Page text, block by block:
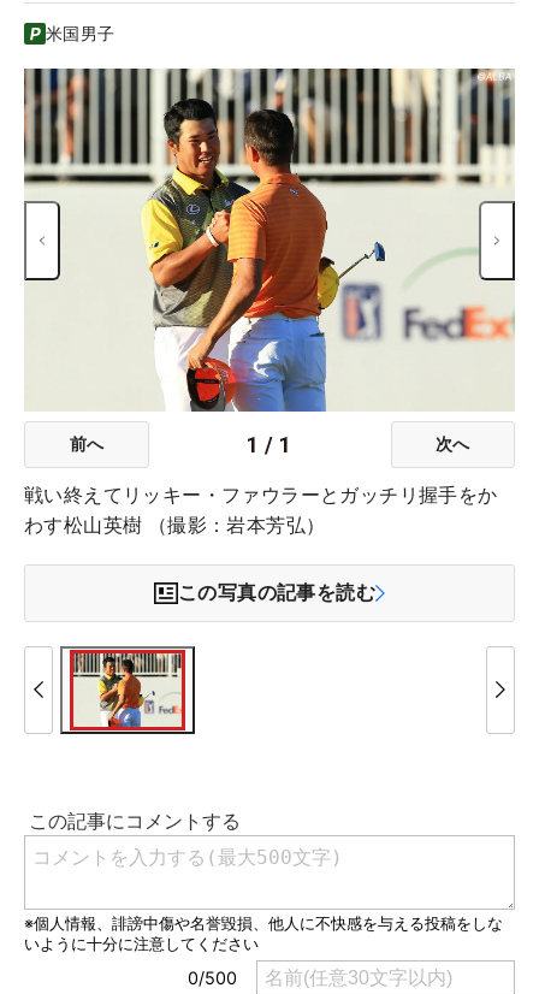
米国男子
前へ 1 / 1 次へ
戦い終えてリッキー・ファウラーとガッチリ握手をか
わす松山英樹 （撮影：岩本芳弘）
この写真の記事を読む